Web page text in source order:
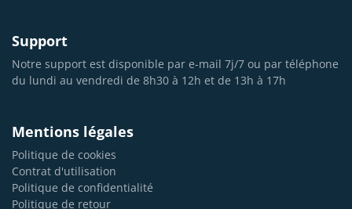
Support
Notre support est disponible par e-mail 7j/7 ou par téléphone
du lundi au vendredi de 8h30 à 12h et de 13h à 17h
Mentions légales
Politique de cookies
Contrat d'utilisation
Politique de confidentialité
Politique de retour